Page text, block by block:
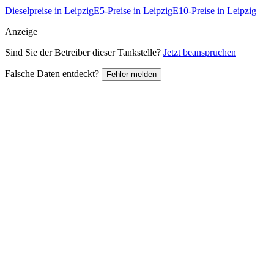
Dieselpreise in LeipzigE5-Preise in LeipzigE10-Preise in Leipzig
Anzeige
Sind Sie der Betreiber dieser Tankstelle? Jetzt beanspruchen
Falsche Daten entdeckt? Fehler melden